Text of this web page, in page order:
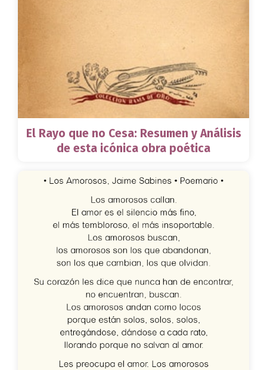
El Rayo que no Cesa: Resumen y Análisis
de esta icónica obra poética